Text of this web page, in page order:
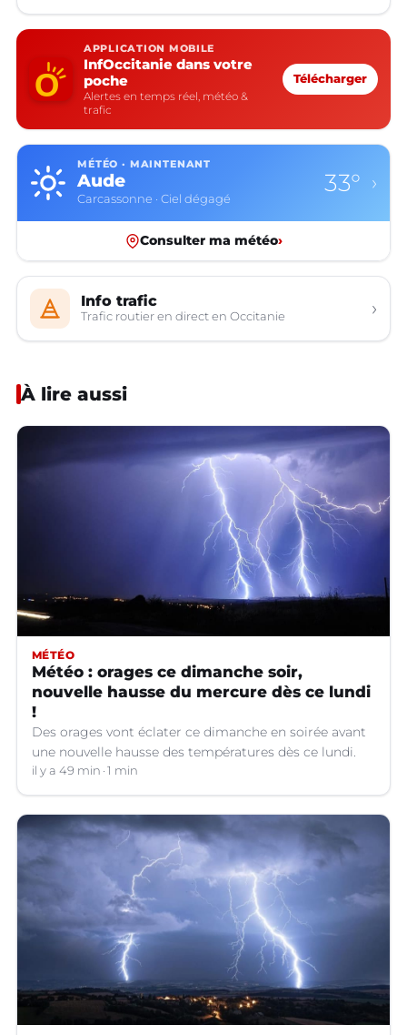
APPLICATION MOBILE
InfOccitanie dans votre
poche
Alertes en temps réel, météo &
trafic
Télécharger
MÉTÉO · MAINTENANT
Aveyron
Rodez · Ciel dégagé
33° ›
Consulter ma météo›
Info trafic
Trafic routier en direct en Occitanie ›
À lire aussi
MÉTÉO
Météo : orages ce dimanche soir,
nouvelle hausse du mercure dès ce lundi
!
Des orages vont éclater ce dimanche en soirée avant
une nouvelle hausse des températures dès ce lundi.
il y a 49 min 1 min